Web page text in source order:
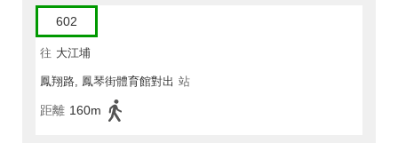
602
往 大江埔
鳳翔路, 鳳琴街體育館對出 站
距離 160m